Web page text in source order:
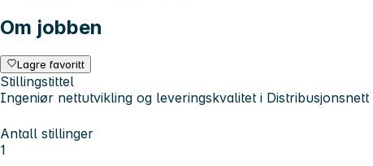
Om jobben
Lagre favoritt
Stillingstittel
Ingeniør nettutvikling og leveringskvalitet i Distribusjonsnett
Antall stillinger
1